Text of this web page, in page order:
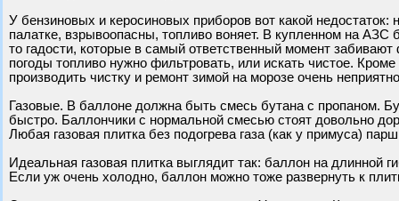
У бензиновых и керосиновых приборов вот какой
палатке, взрывоопасны, топливо воняет. В купленном на АЗС
то гадости, которые в самый ответственный момент
погоды топливо нужно фильтровать, или искать чистое.
производить чистку и ремонт зимой на морозе очень
Газовые. В баллоне должна быть смесь бутана с пропаном.
быстро. Баллончики с нормальной смесью стоят довольно
Любая газовая плитка без подогрева газа (как у примуса)
Идеальная газовая плитка выглядит так: баллон на длинной
Если уж очень холодно, баллон можно тоже развернуть к